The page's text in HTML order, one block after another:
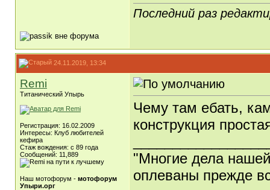
Последний раз
24.11.2019, 13:34
Remi
Титанический Упырь
Регистрация: 16.02.2009
Интересы: Клуб любителей
кефира
Стаж вождения: с 89 года
Сообщений: 11,889
Наш мотофорум - мотофорум
Упыри.орг
Чему там ебать,
конструкция
"Многие дела
оплеваны прежде